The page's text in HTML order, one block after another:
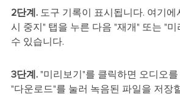
2단계.도구 기록이 표시됩니다. 여기에
시 중지" 탭을 누른 다음 "재개" 또는 "
수 있습니다.
3단계."미리보기"를 클릭하면 오디오
"다운로드"를 눌러 녹음된 파일을 저장